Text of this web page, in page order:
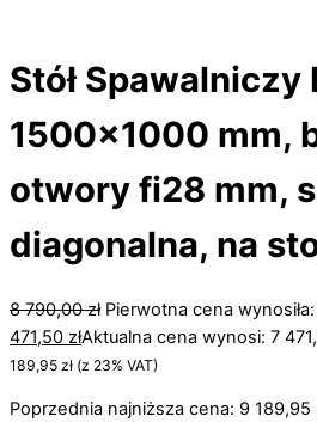
Stół Spawalniczy
1500×1000 mm,
otwory fi28 mm,
diagonalna, na
8 790,00zł Pierwotna cena
471,50 złAktualna cena wynosi: 7
189,95 zł (z 23% VAT)
Poprzednia najniższa cena: 9 189,95